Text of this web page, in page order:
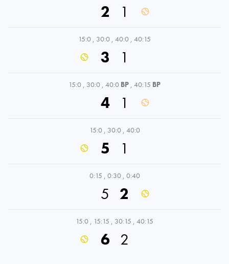
2 1
15:0 , 30:0 , 40:0 , 40:15
3 1
15:0 , 30:0 , 40:0 BP , 40:15 BP
4 1
15:0 , 30:0 , 40:0
5 1
0:15 , 0:30 , 0:40
5 2
15:0 , 15:15 , 30:15 , 40:15
6 2